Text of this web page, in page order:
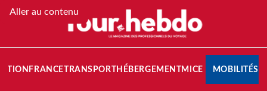
Aller au contenu
FRANCETRANSPORT HÉBERGEMENTMICE MOBILITÉS